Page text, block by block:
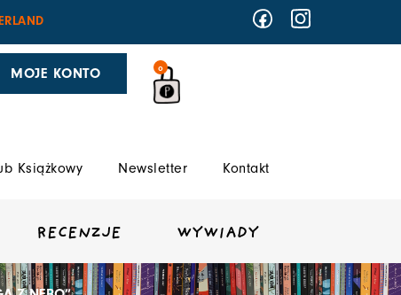
MOJE KONTO 0
Książkowy Newsletter Kontakt
RECENZJE WYWIADY